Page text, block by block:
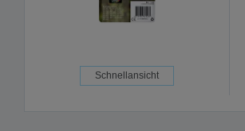
Schnellansicht